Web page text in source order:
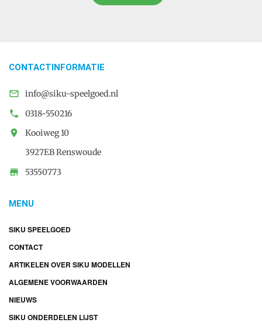
CONTACTINFORMATIE

info@siku-speelgoed.nl

0318-550216

Kooiweg 10
3927EB Renswoude

53550773
MENU
SIKU SPEELGOED
CONTACT
ARTIKELEN OVER SIKU MODELLEN
ALGEMENE VOORWAARDEN
NIEUWS
SIKU ONDERDELEN LIJST